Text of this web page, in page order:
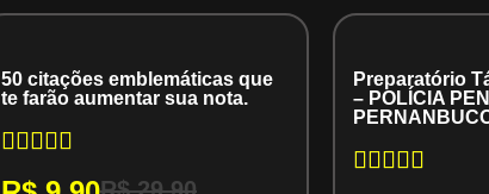
50 citações emblemáticas que
te farão aumentar sua nota.
Preparatório
– POLÍCIA